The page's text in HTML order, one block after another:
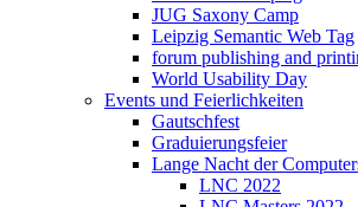
JUG Saxony Camp
Leipzig Semantic Web Tag
forum publishing and
World Usability Day
Events und Feierlichkeiten
Gautschfest
Graduierungsfeier
Lange Nacht der
LNC 2022